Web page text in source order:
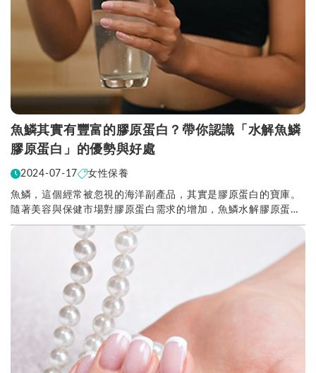
魚鱗其實有豐富的膠原蛋白？帶你認識「水解魚鱗
膠原蛋白」的優勢與好處
2024-07-17 女性保養
魚鱗，這個經常被忽視的海洋副產品，其實是膠原蛋白的寶庫。
隨著美容與保健市場對膠原蛋白需求的增加，魚鱗水解膠原蛋白
逐漸受到重視。你知道其實魚鱗含有豐富的膠原蛋白嗎...